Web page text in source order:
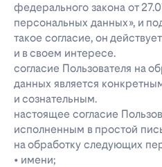
федерального закона от
персональных данных», и
такое согласие, он
и в своем интересе.
согласие Пользователя на
данных является
и сознательным.
настоящее согласие
исполненным в простой
на обработку следующих
• имени;